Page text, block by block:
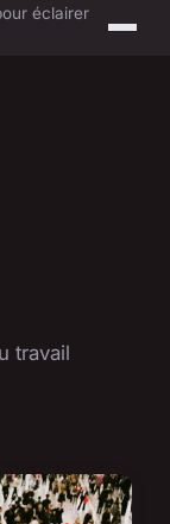
éclairer
travail